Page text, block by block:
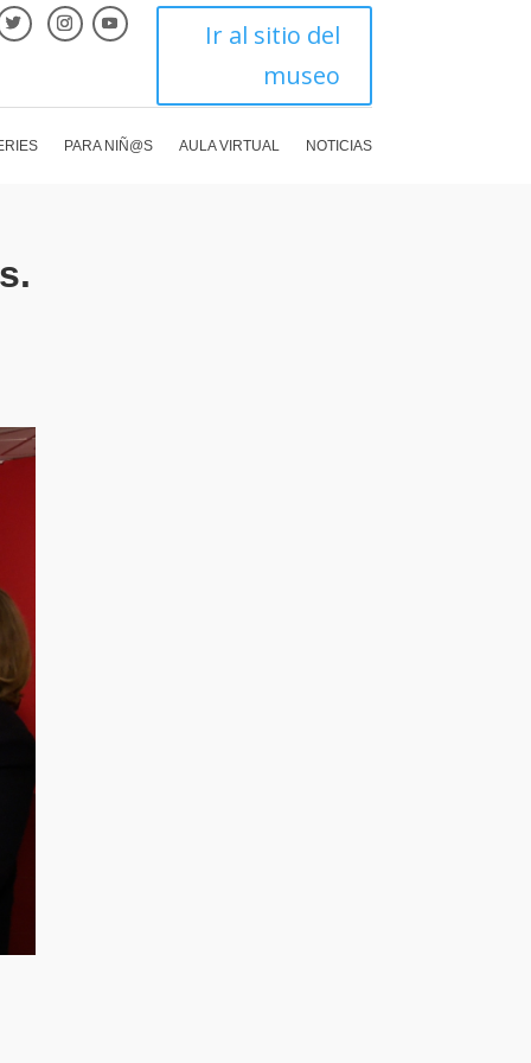
Ir al sitio del
museo
PARA NIÑ@S AULA VIRTUAL NOTICIAS